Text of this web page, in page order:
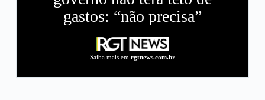
gastos: “não precisa”
Saiba mais em rgtnews.com.br